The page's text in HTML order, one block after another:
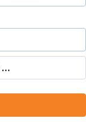
…